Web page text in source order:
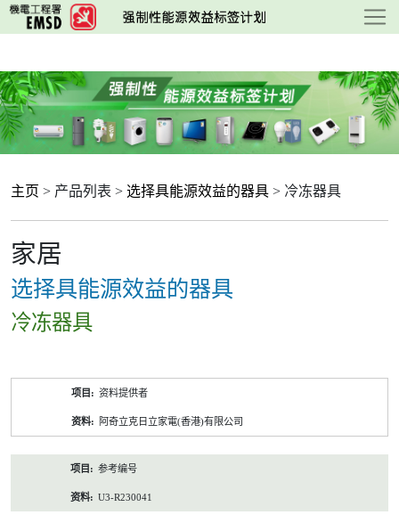
跳
至
要
内
容
主页 > 产品列表 > 选择具能源效益的器具 > 冷冻器具
家居
选择具能源效益的器具
冷冻器具
资料提供者
阿奇立克日立家電(香港)有限公司
参考编号
U3-R230041